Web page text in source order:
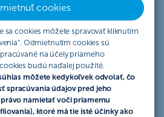
cookies
sa cookies môžete spravovať kliknutím
Odmietnutím cookies sú
na účely priameho
budú naďalej použité.
môžete kedykoľvek odvolať, čo
spracúvania údajov pred jeho
namietať voči priamemu
ktoré má tie isté účinky ako
obchodná vojna medzi USA
útoky, klimatické zmeny či
migračné vlny boli
nakrehkosť
reťazcova
nasmerovali k budovaniu
izolácii. História nám